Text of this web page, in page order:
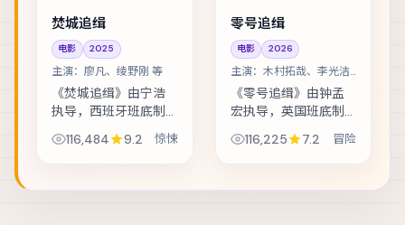
焚城追缉
电影 2025
主演： 廖凡、绫野刚 等
《焚城追缉》由宁浩
执导，西班牙班底制
作，类型定位为惊
悚。雨夜里的匿名来
116,484 9.2 惊悚
零号追缉
电影 2026
主演： 木村拓哉、李光洁
等
《零号追缉》由钟孟
宏执导，英国班底制
作，类型定位为冒
险。渔村少年捡到陌
116,225 7.2 冒险